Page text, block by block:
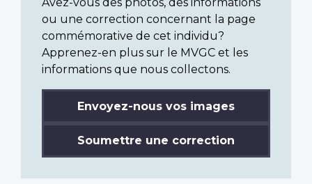
ou une correction concernant la page
commémorative de cet individu?
Apprenez-en plus sur le MVGC et les
informations que nous collectons.
Envoyez-nous vos images
Soumettre une correction